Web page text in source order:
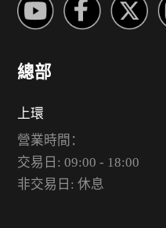
總部
上環
營業時間：
交易日: 09:00 - 18:00
非交易日: 休息